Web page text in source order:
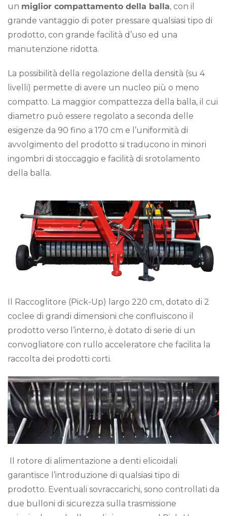
un miglior compattamento della balla, con il
grande vantaggio di poter pressare qualsiasi tipo di
prodotto, con grande facilità d’uso ed una
manutenzione ridotta.
La possibilità della regolazione della densità (su 4
livelli) permette di avere un nucleo più o meno
compatto. La maggior compattezza della balla, il cui
diametro può essere regolato a seconda delle
esigenze da 90 fino a 170 cm e l’uniformità di
avvolgimento del prodotto si traducono in minori
ingombri di stoccaggio e facilità di srotolamento
della balla.
Il Raccoglitore (Pick-Up) largo 220 cm, dotato di 2
coclee di grandi dimensioni che confluiscono il
prodotto verso l’interno, è dotato di serie di un
convogliatore con rullo acceleratore che facilita la
raccolta dei prodotti corti.
Il rotore di alimentazione a denti elicoidali
garantisce l’introduzione di qualsiasi tipo di
prodotto. Eventuali sovraccarichi, sono controllati da
due bulloni di sicurezza sulla trasmissione